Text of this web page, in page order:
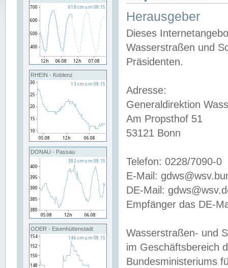
RHEIN - Koblenz
DONAU - Passau
ODER - Eisenhüttenstadt
Herausgeber
Dieses
Wasserstraßen und
Präsidenten.
Adresse:
Generaldirektion
Am Propsthof 51
53121 Bonn
Telefon: 0228/7090-0
E-Mail:
DE-Mail:
Empfänger das DE-
Wasserstraßen- und
im Geschäftsbereich
Bundesministeriums